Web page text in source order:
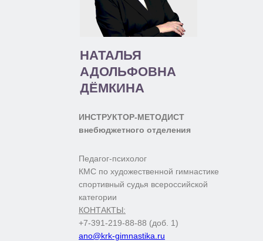
НАТАЛЬЯ
АДОЛЬФОВНА
ДЁМКИНА
ИНСТРУКТОР-МЕТОДИСТ
внебюджетного отделения
Педагог-психолог
КМС по художественной гимнастике
спортивный судья всероссийской
категории
КОНТАКТЫ:
+7-391-219-88-88 (доб. 1)
ano@krk-gimnastika.ru